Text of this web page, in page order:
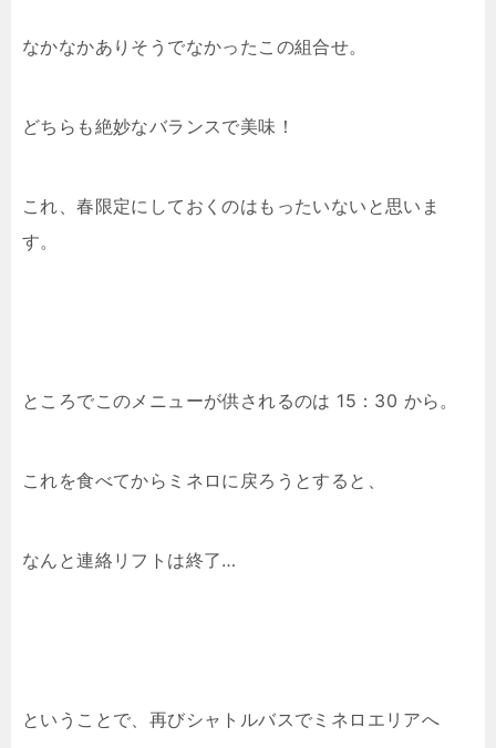
なかなかありそうでなかったこの組合せ。
どちらも絶妙なバランスで美味！
これ、春限定にしておくのはもったいないと思いま
す。
ところでこのメニューが供されるのは 15：30 から。
これを食べてからミネロに戻ろうとすると、
なんと連絡リフトは終了…
ということで、再びシャトルバスでミネロエリアへ